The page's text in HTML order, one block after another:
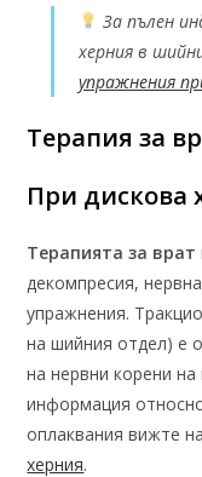
За пълен
херния в
упражнения
Терапия за
При дискова
Терапията за врат
декомпресия,
упражнения.
на шийния отдел) е
на нервни корени на
информация
оплаквания вижте
херния.